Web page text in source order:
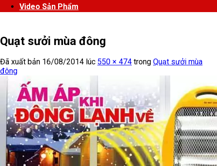
Video Sản Phẩm
Quạt sưởi mùa đông
Đã xuất bản 16/08/2014 lúc 550 × 474 trong Quạt sưởi mùa
đông